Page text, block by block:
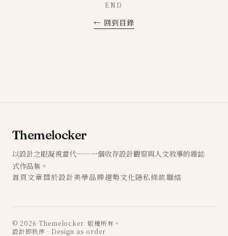
END
← 回到目錄
Themelocker
以設計之眼凝視當代——一個收存設計觀察與人文敘事的雜誌
式作品集。
首頁文章關於設計美學品牌趨勢文化隱私條款聯絡
© 2026 Themelocker. 版權所有。
設計即秩序 · Design as order